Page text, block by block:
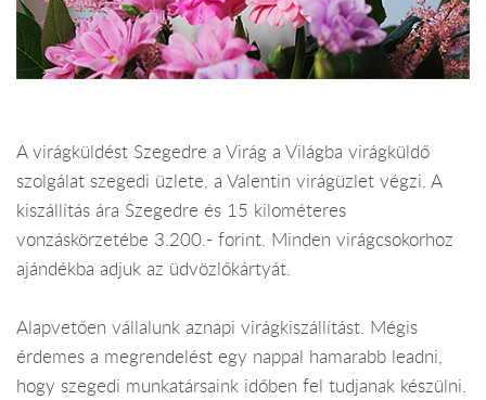
A virágküldést Szegedre a Virág a Világba virágküldő
szolgálat szegedi üzlete, a Valentin virágüzlet végzi. A
kiszállítás ára Szegedre és 15 kilométeres
vonzáskörzetébe 3.200.- forint. Minden virágcsokorhoz
ajándékba adjuk az üdvözlőkártyát.
Alapvetően vállalunk aznapi virágkiszállítást. Mégis
érdemes a megrendelést egy nappal hamarabb leadni,
hogy szegedi munkatársaink időben fel tudjanak készülni.